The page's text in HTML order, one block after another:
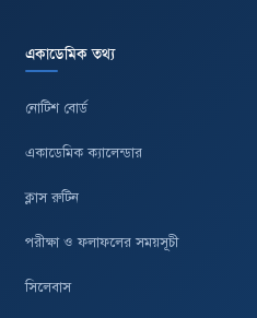
একাডেমিক তথ্য
নোটিশ বোর্ড
একাডেমিক ক্যালেন্ডার
ক্লাস রুটিন
পরীক্ষা ও ফলাফলের সময়সূচী
সিলেবাস